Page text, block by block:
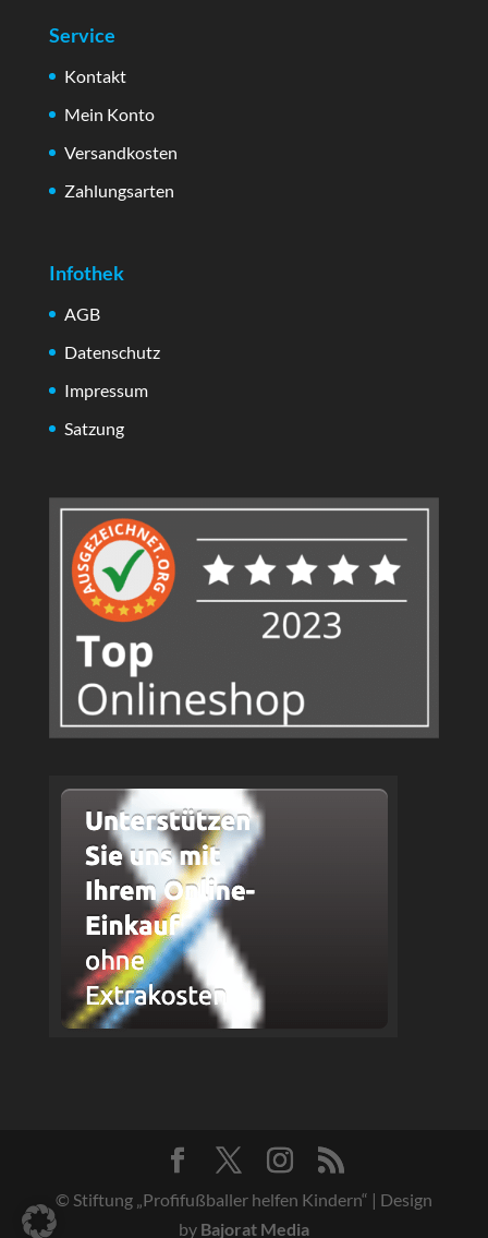
Service
Kontakt
Mein Konto
Versandkosten
Zahlungsarten
Infothek
AGB
Datenschutz
Impressum
Satzung
© Stiftung „Profifußballer helfen Kindern“ | Design
by Bajorat Media